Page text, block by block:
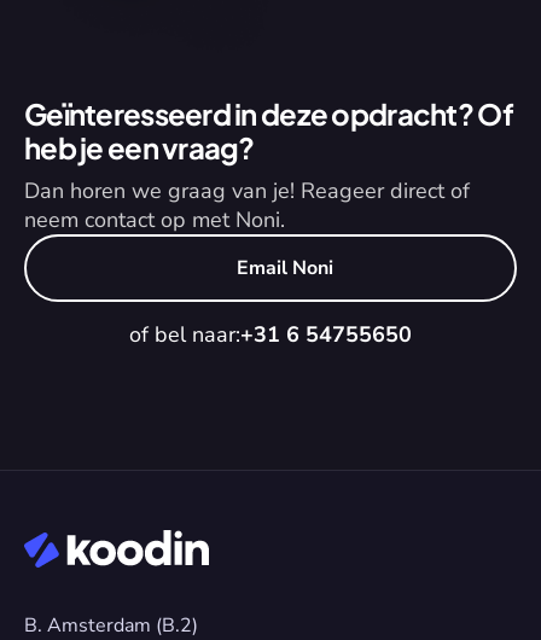
Geïnteresseerd in deze opdracht? Of
heb je een vraag?
Dan horen we graag van je! Reageer direct of
neem contact op met Noni.
Email Noni
of bel naar:+31 6 54755650
B. Amsterdam (B.2)